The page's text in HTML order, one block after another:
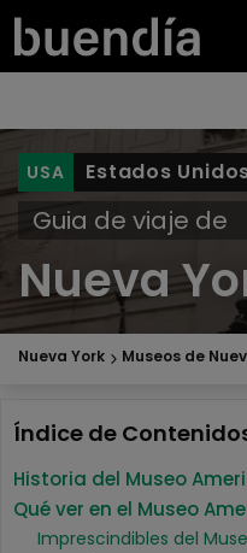
Estados
Guia de viaje de
Nueva
Nueva York Museos de
Índice de
Historia del Museo
Qué ver en el Museo
Imprescindibles del